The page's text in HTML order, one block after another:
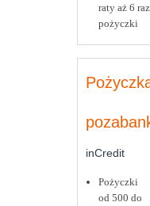
raty aż 6
pożyczki
inCredit
Pożyczki
od 500 do